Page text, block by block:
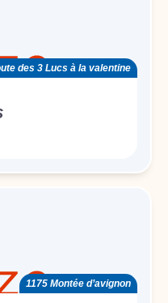
des 3 Lucs à la valentine
1175 Montée d’avignon